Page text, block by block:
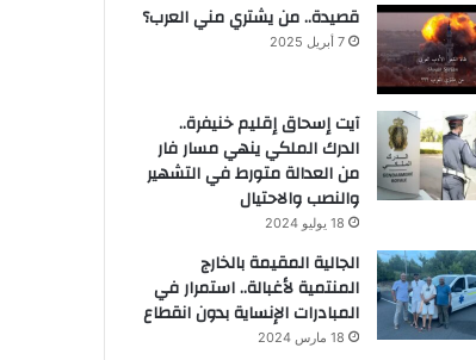
قصيدة.. من يشتري مني العرب؟
7 أبريل 2025
آيت إسحاق إقليم خنيفرة..
الدرك الملكي ينهي مسار فار
من العدالة متورط في التشهير
والنصب والاحتيال
18 يوليو 2024
الجالية المقيمة بالخارج
المنتمية لأغبالة.. استمرار في
المبادرات الإنساية بدون انقطاع
18 مارس 2024